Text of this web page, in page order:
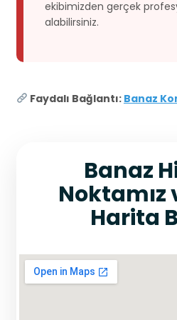
ekibimizden gerçek
alabilirsiniz.
Faydalı Bağlantı: Banaz
Banaz
Noktamız
Harita